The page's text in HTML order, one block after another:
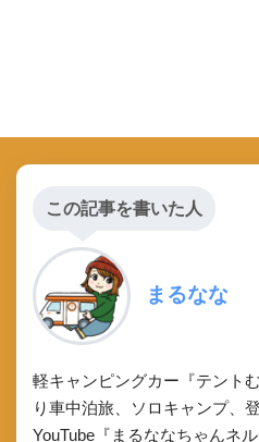
この記事を書いた人
まるなな
軽キャンピングカー『テント
り車中泊旅、ソロキャンプ、
YouTube『まるななちゃんネ